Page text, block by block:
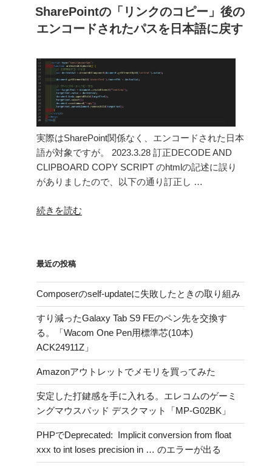
稿
日:
SharePointの「リンクのコピー」後の
エンコードされたパスを日本語に戻す
実際はSharePoint関係なく、エンコードされた日本
語が対象ですが。 2023.3.28 訂正DECODE AND
CLIPBOARD COPY SCRIPT のhtmlの記述に誤り
がありましたので、以下の通り訂正し …
“SharePoint
ク
の
コ
ピ
ー」
エ
ン
コ
ー
続きを読む
最近の投稿
Composerのself-updateに失敗したときの取り組み
すり減ったGalaxy Tab S9 FEのペン先を交換す
る。「Wacom One Pen用標準芯(10本)
ACK24911Z」
Amazonアウトレットでメモリを買ってみた
安定した打鍵感を手に入れる。エレコムのゲーミ
ングマウスパッド デスクマット「MP-G02BK」
PHPでDeprecated: Implicit conversion from float
xxx to int loses precision in … のエラーが出る